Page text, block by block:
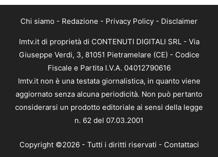
Chi siamo - Redazione - Privacy Policy - Disclaimer
Imtv.it di proprietà di CONTENUTI DIGITALI SRL - Via
Giuseppe Verdi, 3, 81051 Pietramelare (CE) - Codice
Fiscale e Partita I.V.A. 04012790616
Imtv.it non è una testata giornalistica, in quanto viene
aggiornato senza alcuna periodicità. Non può pertanto
considerarsi un prodotto editoriale ai sensi della legge
n. 62 del 07.03.2001
Copyright ©2026 - Tutti i diritti riservati - Contattaci